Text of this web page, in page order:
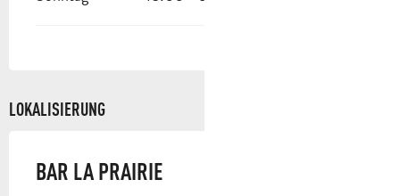
LOKALISIERUNG
BAR LA PRAIRIE